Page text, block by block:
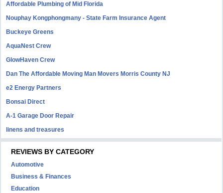
Affordable Plumbing of Mid Florida
Nouphay Kongphongmany - State Farm Insurance Agent
Buckeye Greens
AquaNest Crew
GlowHaven Crew
Dan The Affordable Moving Man Movers Morris County NJ
e2 Energy Partners
Bonsai Direct
A-1 Garage Door Repair
linens and treasures
REVIEWS BY CATEGORY
Automotive
Business & Finances
Education